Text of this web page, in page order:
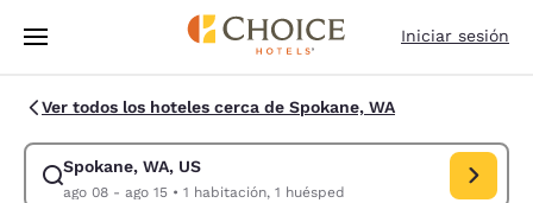
Pasar A Contenido Principal
Iniciar sesión
Ver todos los hoteles cerca de Spokane, WA
Spokane, WA, US
ago 08 - ago 15• 1 habitación, 1 huésped
Modificar la búsqueda de Spokane, WA, US. Fecha de check-in ago